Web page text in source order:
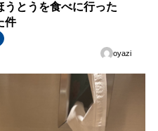
うとうを食べに行った
件
oyazi